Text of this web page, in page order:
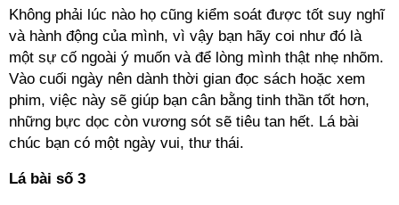
Không phải lúc nào họ cũng kiểm soát được tốt suy nghĩ
và hành động của mình, vì vậy bạn hãy coi như đó là
một sự cố ngoài ý muốn và để lòng mình thật nhẹ nhõm.
Vào cuối ngày nên dành thời gian đọc sách hoặc xem
phim, việc này sẽ giúp bạn cân bằng tinh thần tốt hơn,
những bực dọc còn vương sót sẽ tiêu tan hết. Lá bài
chúc bạn có một ngày vui, thư thái.
Lá bài số 3